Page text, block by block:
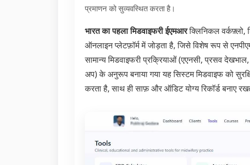
प्रमाणन को सुव्यवस्थित करता है।
भारत का पहला मिडवाइफरी ईएमआरक्लिनिकल
ऑनलाइन प्लेटफ़ॉर्म में जोड़ता है, जिसे विशेष रूप से
सामान्य मिडवाइफरी प्रक्रियाओं (एएनसी, प्रसव
अप) के अनुरूप बनाया गया यह सिस्टम मिडवाइफ को
करता है, साथ ही साफ़ और ऑडिट योग्य रिकॉर्ड बनाए